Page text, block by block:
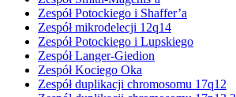
Zespół Potockiego i Shaffer’a
Zespół mikrodelecji 12q14
Zespół Potockiego i Lupskiego
Zespół Langer-Giedion
Zespół Kociego Oka
Zespół duplikacji chromosomu 17q12